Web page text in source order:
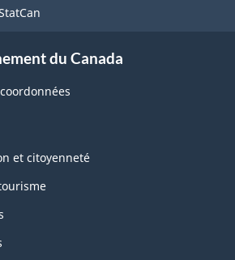
du Canada
et citoyenneté